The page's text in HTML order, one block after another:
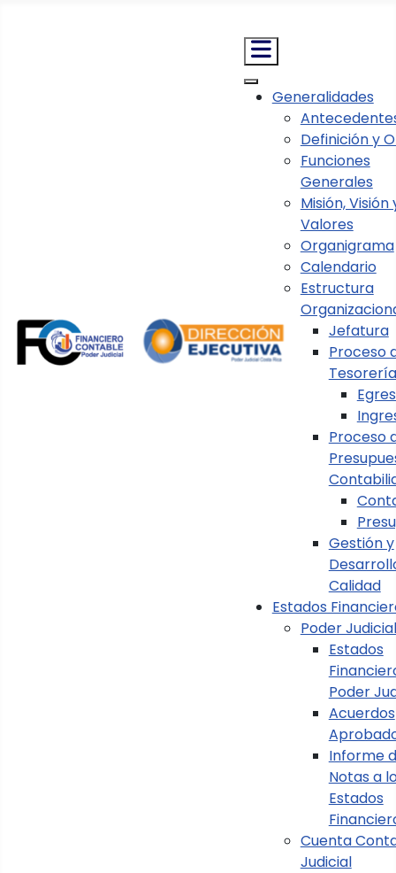
Generalidades
Definición y
Funciones
Generales
Misión, Visión
Valores
Organigrama
Calendario
Estructura
Jefatura
Proceso
Tesorería
Proceso
Gestión y
Calidad
Estados
Poder Judicial
Estados
Poder
Acuerdos
Informe
Notas a
Estados
Cuenta
Judicial
Visado de Documentos Presupuestarios
Visado de Documento
Presupuestarios
Ver Cápsulas Informativas